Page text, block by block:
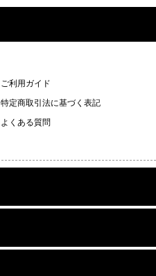
ご利用ガイド
特定商取引法に基づく表記
よくある質問